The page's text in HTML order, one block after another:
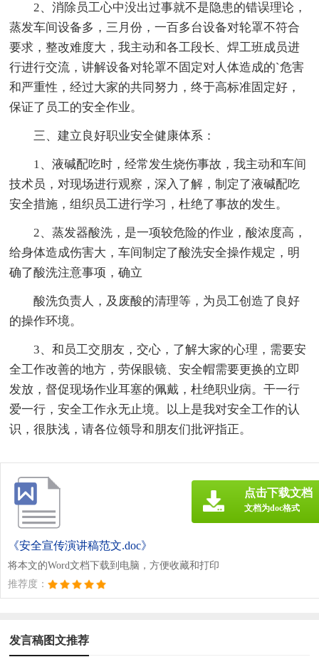
2、消除员工心中没出过事就不是隐患的错误理论，
蒸发车间设备多，三月份，一百多台设备对轮罩不符合
要求，整改难度大，我主动和各工段长、焊工班成员进
行进行交流，讲解设备对轮罩不固定对人体造成的`危害
和严重性，经过大家的共同努力，终于高标准固定好，
保证了员工的安全作业。
三、建立良好职业安全健康体系：
1、液碱配吃时，经常发生烧伤事故，我主动和车间
技术员，对现场进行观察，深入了解，制定了液碱配吃
安全措施，组织员工进行学习，杜绝了事故的发生。
2、蒸发器酸洗，是一项较危险的作业，酸浓度高，
给身体造成伤害大，车间制定了酸洗安全操作规定，明
确了酸洗注意事项，确立
酸洗负责人，及废酸的清理等，为员工创造了良好
的操作环境。
3、和员工交朋友，交心，了解大家的心理，需要安
全工作改善的地方，劳保眼镜、安全帽需要更换的立即
发放，督促现场作业耳塞的佩戴，杜绝职业病。干一行
爱一行，安全工作永无止境。以上是我对安全工作的认
识，很肤浅，请各位领导和朋友们批评指正。
《安全宣传演讲稿范文.doc》
将本文的Word文档下载到电脑，方便收藏和打印
推荐度：
点击下载文档
文档为doc格式
发言稿图文推荐